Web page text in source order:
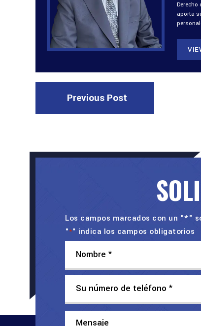
aporta
Previous Post
Los campos marcados con un "*"
"*" indica los campos obligatorios